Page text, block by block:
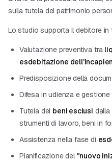
sulla tutela del patrimonio
Lo studio supporta il debitore in
Valutazione preventiva tra
esdebitazione
Predisposizione della
Difesa in udienza e gestione
Tutela dei beni esclusi
strumenti di lavoro, beni in
Assistenza nella fase di
Pianificazione del "nuovo